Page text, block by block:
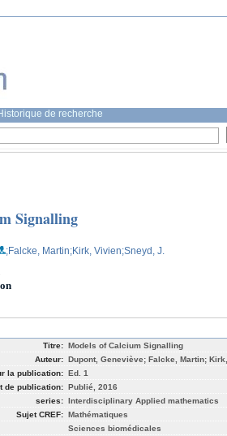
de recherche
Signalling
;Falcke, Martin;Kirk, Vivien;Sneyd, J.
Titre: Models of Calcium Signalling
Auteur: Dupont, Geneviève; Falcke, Martin;
la publication: Ed. 1
de publication: Publié, 2016
series: Interdisciplinary Applied mathematics
Sujet CREF: Mathématiques
Sciences biomédicales